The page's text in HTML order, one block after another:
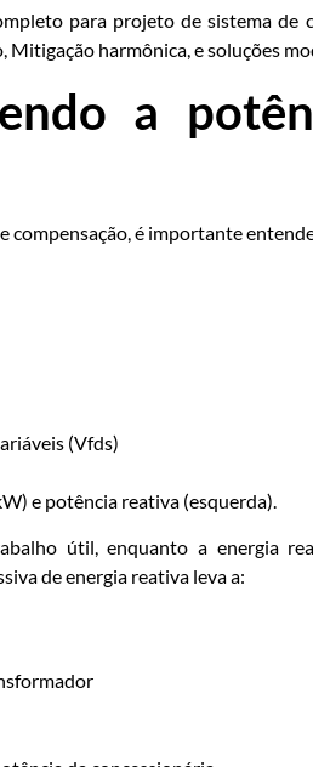
para projeto de sistema de
Mitigação harmônica, e soluções
a
compensação, é importante
(Vfds)
e potência reativa (esquerda).
útil, enquanto a energia
de energia reativa leva a: